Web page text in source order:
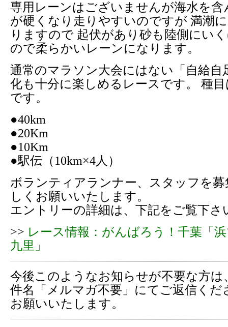
専用レーンはございませんが海水を含
が硬くなり走りやすいのですが 満潮
りますので 起伏があり砂も陸側にい
ので柔らかいレーンになります。
通常のマラソン大会にはない「自給自
化も十分に楽しめるレースです。 種
です。
●40km
●20Km
●10Km
●駅伝（10km×4人）
ボランティアランナー、スタッフを
しくお願いいたします。
エントリーの詳細は、下記をご覧下さ
>> レース情報：がんばろう！千葉「
九里」
今後このようなお知らせが不要な方は
件名「メルマガ不要」にてご返信くだ
お願いいたします。